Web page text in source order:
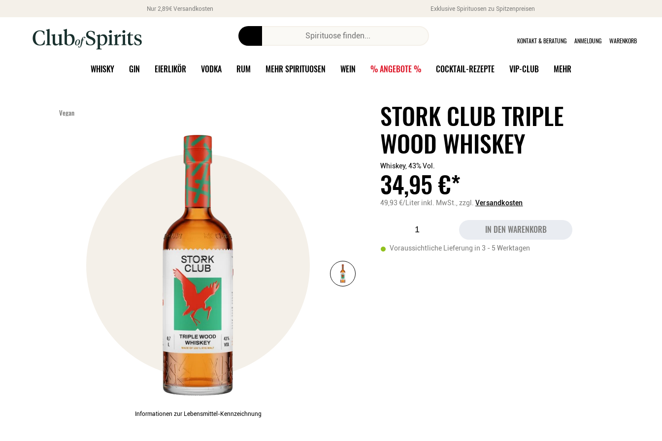
Nur 2,89€ Versandkosten Exklusive Spirituosen zu Spitzenpreisen
KONTAKT & BERATUNG ANMELDUNG WARENKORB
WHISKY GIN EIERLIKÖR VODKA RUM MEHR SPIRITUOSEN WEIN % ANGEBOTE % COCKTAIL-REZEPTE VIP-CLUB MEHR
Vegan
Informationen zur Lebensmittel-Kennzeichnung
STORK CLUB TRIPLE
WOOD WHISKEY
Whiskey, 43% Vol.
34,95€*
49,93 €/Liter inkl. MwSt., zzgl. Versandkosten
IN DEN WARENKORB
Voraussichtliche Lieferung in 3 - 5 Werktagen